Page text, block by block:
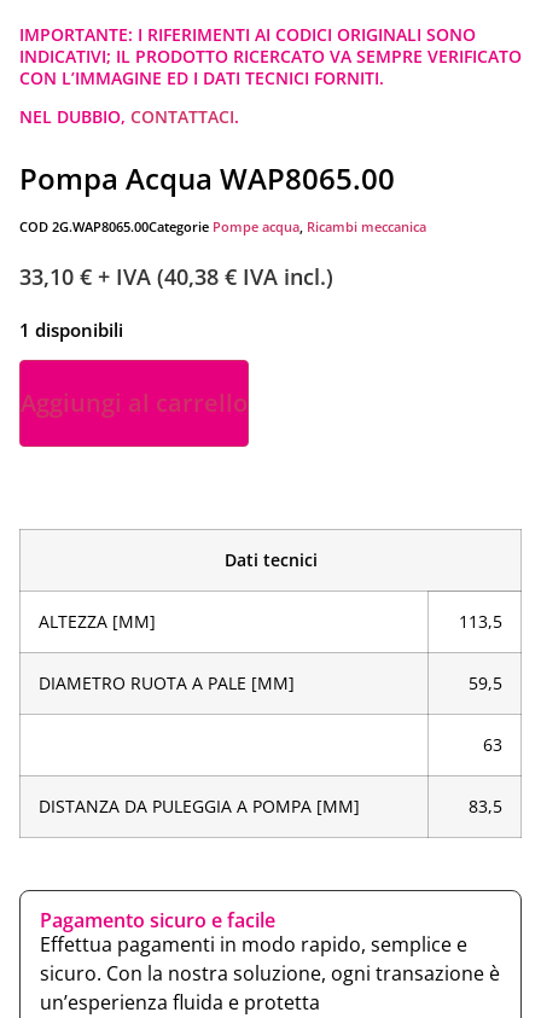
IMPORTANTE: I RIFERIMENTI AI CODICI ORIGINALI SONO
INDICATIVI; IL PRODOTTO RICERCATO VA SEMPRE VERIFICATO
CON L’IMMAGINE ED I DATI TECNICI FORNITI.
NEL DUBBIO, CONTATTACI.
Pompa Acqua WAP8065.00
COD 2G.WAP8065.00Categorie Pompe acqua, Ricambi meccanica
33,10 € + IVA (40,38 € IVA incl.)
1 disponibili
Aggiungi al carrello
Dati tecnici
ALTEZZA [MM] 113,5
DIAMETRO RUOTA A PALE [MM] 59,5
63
DISTANZA DA PULEGGIA A POMPA [MM] 83,5
Pagamento sicuro e facile
Effettua pagamenti in modo rapido, semplice e
sicuro. Con la nostra soluzione, ogni transazione è
un’esperienza fluida e protetta